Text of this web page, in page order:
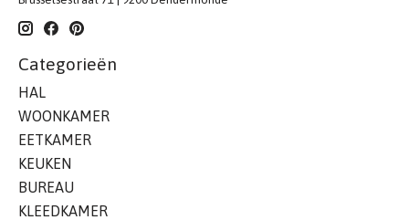
Categorieën
HAL
WOONKAMER
EETKAMER
KEUKEN
BUREAU
KLEEDKAMER